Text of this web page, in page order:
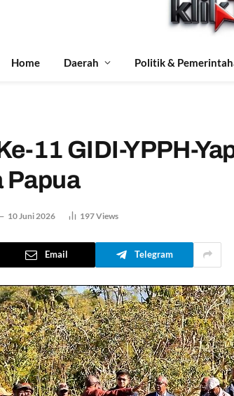
Home Daerah Politik &
11 GIDI-YPPH-
Papua
10 Juni 2026 197Views
Email Telegram